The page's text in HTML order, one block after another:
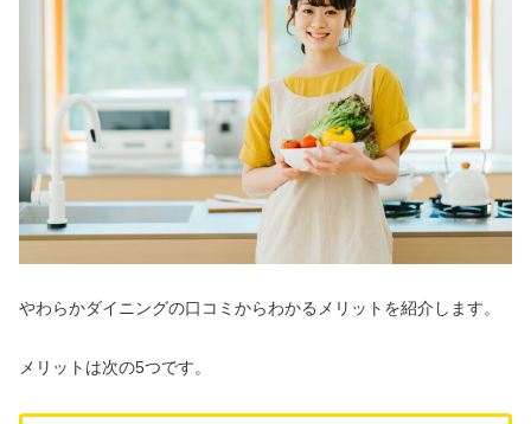
やわらかダイニングの口コミからわかるメリットを紹介します。
メリットは次の5つです。